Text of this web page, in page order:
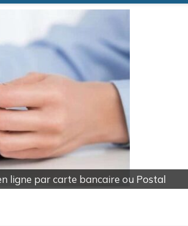
Modelage Pâte Polymères DAS